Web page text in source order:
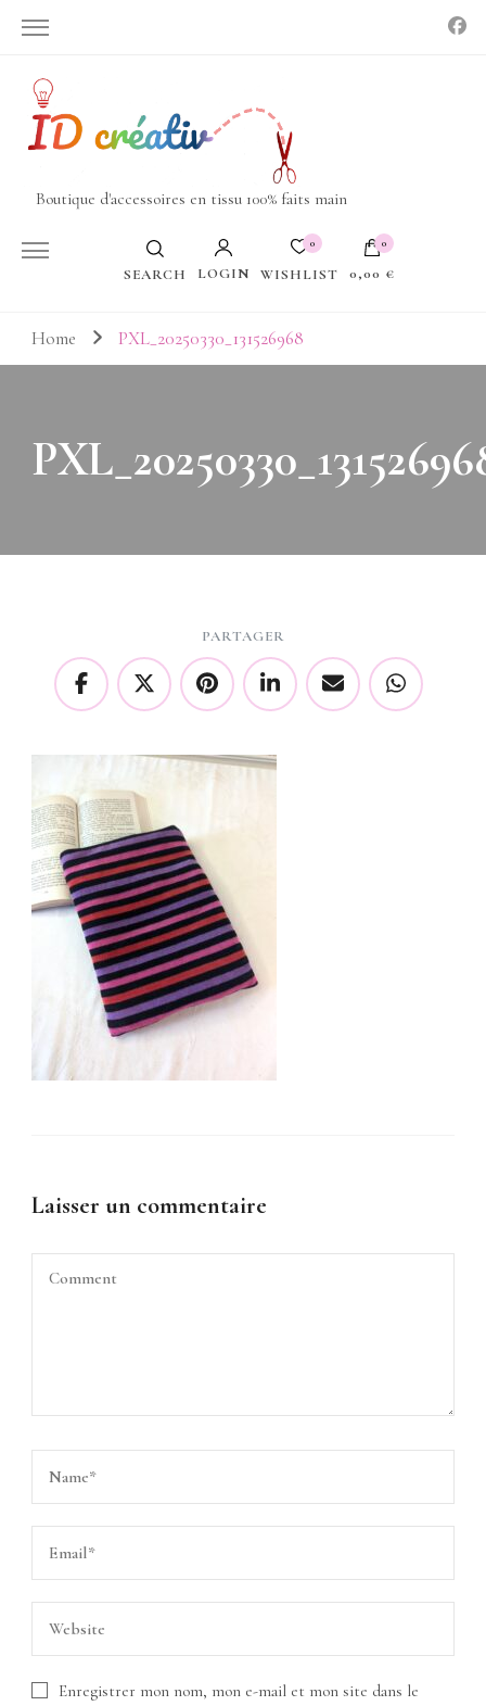
Boutique d'accessoires en tissu 100% faits main
SEARCH LOGIN
0
WISHLIST
0
0,00 €
Votre panier est vide.
Home PXL_20250330_131526968
PARTAGER
Laisser un commentaire
Enregistrer mon nom, mon e-mail et mon site dans le